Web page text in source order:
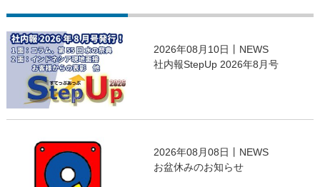
2026年08月10日丨NEWS
社内報StepUp 2026年8月号
2026年08月08日丨NEWS
お盆休みのお知らせ